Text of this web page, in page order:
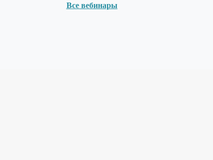
Все вебинары